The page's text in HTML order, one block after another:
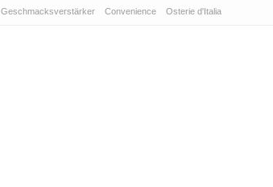
Geschmacksverstärker Convenience Osterie d'Italia